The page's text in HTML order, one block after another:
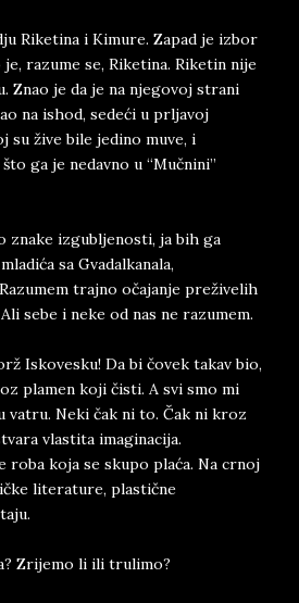
Riketina i Kimure. Zapad je izbor
razume se, Riketina. Riketin nije
Znao je da je na njegovoj strani
na ishod, sedeći u prljavoj
su žive bile jedino muve, i
ga je nedavno u “Mučnini”
znake izgubljenosti, ja bih ga
sa Gvadalkanala,
trajno očajanje preživelih
sebe i neke od nas ne razumem.
Iskovesku! Da bi čovek takav bio,
plamen koji čisti. A svi smo mi
vatru. Neki čak ni to. Čak ni kroz
vlastita imaginacija.
roba koja se skupo plaća. Na crnoj
literature, plastične
Zrijemo li ili trulimo?